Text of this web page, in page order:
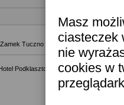
Masz
ciasteczek
nie
cookies w
Tuczno 2013
Podklasztorze 2012